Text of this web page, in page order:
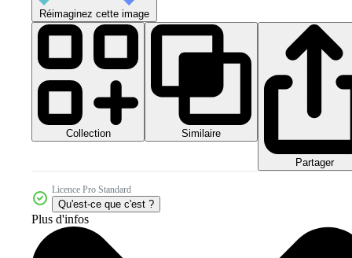
Réimaginez cette image
Collection Similaire
Partager
Licence Pro Standard
Qu'est-ce que c'est ?
Plus d'infos